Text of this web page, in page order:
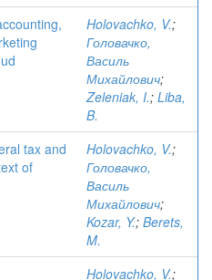
Holovachko, V.;
Головачко,
Василь
Михайлович;
Zeleniak, I.; Liba,
B.
tax and
of
Holovachko, V.;
Головачко,
Василь
Михайлович;
Kozar, Y.; Berets,
M.
Holovachko, V.;